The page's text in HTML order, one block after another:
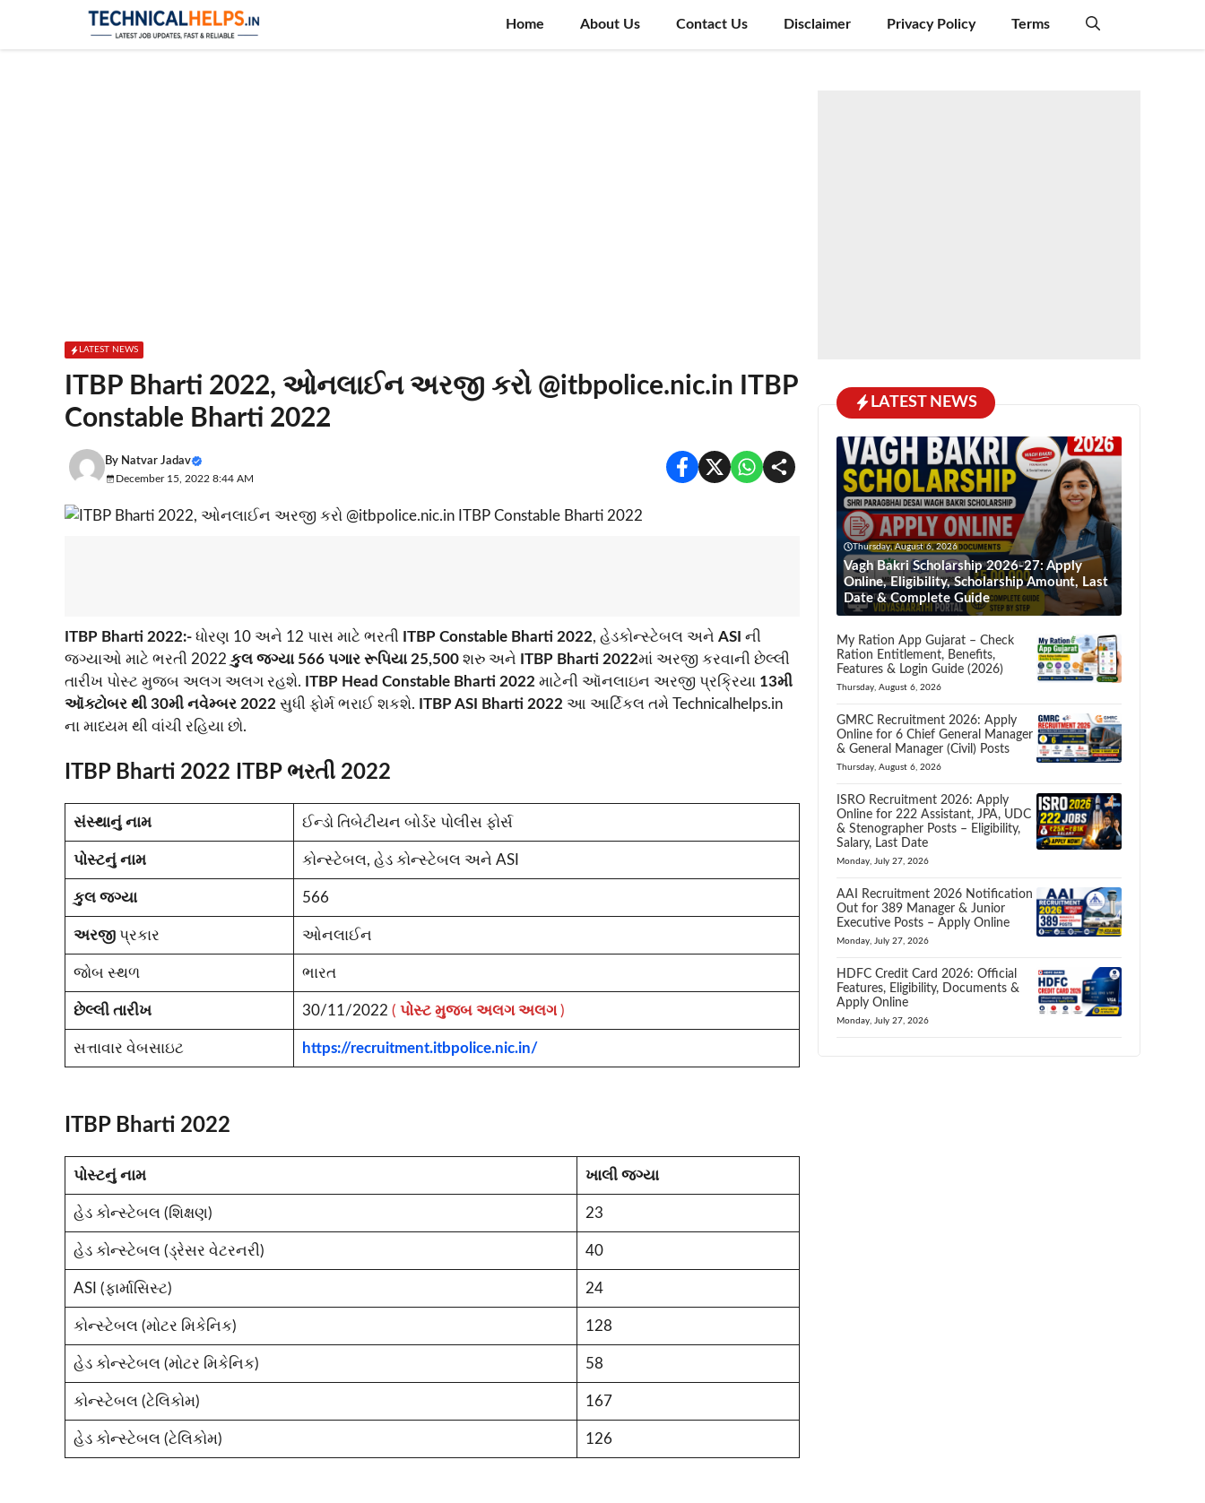
content
Home About Us Contact Us Disclaimer Privacy Policy Terms
LATEST NEWS
ITBP Bharti 2022, ઓનલાઈન અરજી કરો @itbpolice.nic.in ITBP
Constable Bharti 2022
By Natvar Jadav
December 15, 2022 8:44 AM
ITBP Bharti 2022:- ધોરણ 10 અને 12 પાસ માટે ભરતી ITBP Constable Bharti 2022, હેડકોન્સ્ટેબલ અને ASI ની
જગ્યાઓ માટે ભરતી 2022 કુલ જગ્યા 566 પગાર રૂપિયા 25,500 શરુ અને ITBP Bharti 2022માં અરજી કરવાની છેલ્લી
તારીખ પોસ્ટ મુજબ અલગ અલગ રહશે. ITBP Head Constable Bharti 2022 માટેની ઑનલાઇન અરજી પ્રક્રિયા 13મી
ઑક્ટોબર થી 30મી નવેમ્બર 2022 સુધી ફોર્મ ભરાઈ શકશે. ITBP ASI Bharti 2022 આ આર્ટિકલ તમે Technicalhelps.in
ના માધ્યમ થી વાંચી રહિયા છો.
ITBP Bharti 2022 ITBP ભરતી 2022
સંસ્થાનું નામ ઈન્ડો તિબેટીયન બોર્ડર પોલીસ ફોર્સ
પોસ્ટનું નામ કોન્સ્ટેબલ, હેડ કોન્સ્ટેબલ અને ASI
કુલ જગ્યા 566
અરજી પ્રકાર ઓનલાઈન
જોબ સ્થળ ભારત
છેલ્લી તારીખ 30/11/2022 ( પોસ્ટ મુજબ અલગ અલગ)
સત્તાવાર વેબસાઇટ https://recruitment.itbpolice.nic.in/
ITBP Bharti 2022
પોસ્ટનું નામ ખાલી જગ્યા
હેડ કોન્સ્ટેબલ (શિક્ષણ) 23
હેડ કોન્સ્ટેબલ (ડ્રેસર વેટરનરી) 40
ASI (ફાર્માસિસ્ટ) 24
કોન્સ્ટેબલ (મોટર મિકેનિક) 128
હેડ કોન્સ્ટેબલ (મોટર મિકેનિક) 58
કોન્સ્ટેબલ (ટેલિકોમ) 167
હેડ કોન્સ્ટેબલ (ટેલિકોમ) 126
LATEST NEWS
Thursday, August 6, 2026
Vagh Bakri Scholarship 2026-27: Apply
Online, Eligibility, Scholarship Amount, Last
Date & Complete Guide
My Ration App Gujarat – Check
Ration Entitlement, Benefits,
Features & Login Guide (2026)
Thursday, August 6, 2026
GMRC Recruitment 2026: Apply
Online for 6 Chief General Manager
& General Manager (Civil) Posts
Thursday, August 6, 2026
ISRO Recruitment 2026: Apply
Online for 222 Assistant, JPA, UDC
& Stenographer Posts – Eligibility,
Salary, Last Date
Monday, July 27, 2026
AAI Recruitment 2026 Notification
Out for 389 Manager & Junior
Executive Posts – Apply Online
Monday, July 27, 2026
HDFC Credit Card 2026: Official
Features, Eligibility, Documents &
Apply Online
Monday, July 27, 2026